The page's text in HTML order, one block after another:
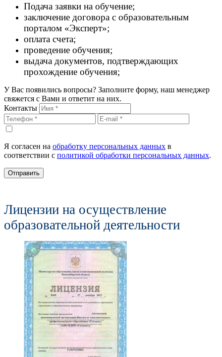
Подача заявки на обучение;
заключение договора с образовательным
порталом «Эксперт»;
оплата счета;
проведение обучения;
выдача документов, подтверждающих
прохождение обучения;
У Вас появились вопросы? Заполните форму, наш менеджер
свяжется с Вами и ответит на них.
Контакты
Я согласен на обработку персональных данных в
соответствии с политикой обработки персональных данных.
Отправить
Лицензии на осуществление
образовательной деятельности